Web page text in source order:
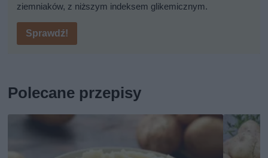
ziemniaków, z niższym indeksem glikemicznym.
Sprawdź!
Polecane przepisy